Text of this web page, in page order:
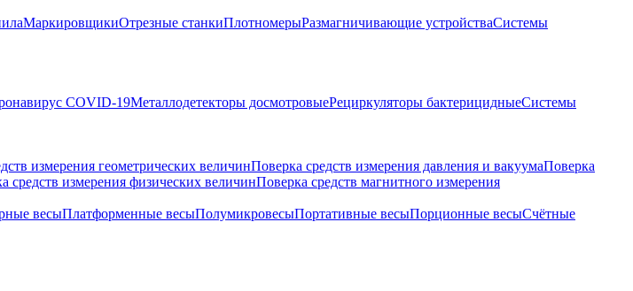
МаркировщикиОтрезные станкиПлотномерыРазмагничивающие устройстваСистемы
COVID-19Металлодетекторы досмотровыеРециркуляторы бактерицидныеСистемы
измерения геометрических величинПоверка средств измерения давления и вакуумаПоверка
средств измерения физических величинПоверка средств магнитного измерения
весыПлатформенные весыПолумикровесыПортативные весыПорционные весыСчётные